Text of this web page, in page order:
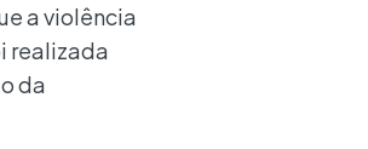
a violência
realizada
da